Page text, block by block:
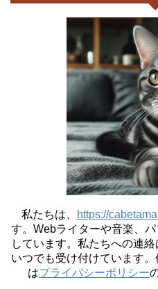
私たちは、 https://
す。 Webライターや音楽、
しています。私たちへの連絡
いつでも受け付けています
はプライバシーポリシー